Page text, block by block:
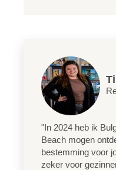
"In 2024 heb ik
Beach mogen
bestemming voor
zeker voor